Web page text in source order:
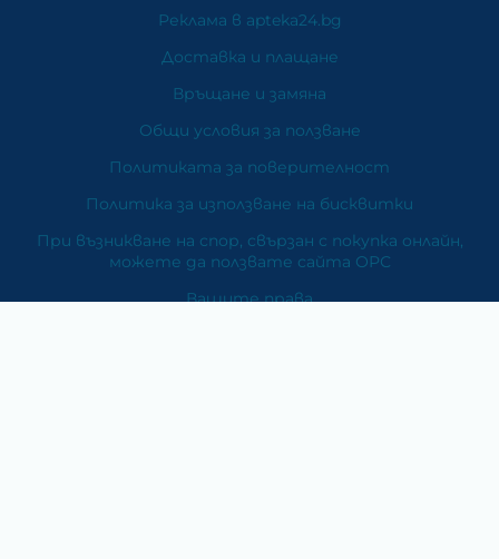
Реклама в apteka24.bg
Доставка и плащане
Връщане и замяна
Общи условия за ползване
Политиката за поверителност
Политика за използване на бисквитки
При възникване на спор, свързан с покупка онлайн,
можете да ползвате сайта ОРС
Вашите права